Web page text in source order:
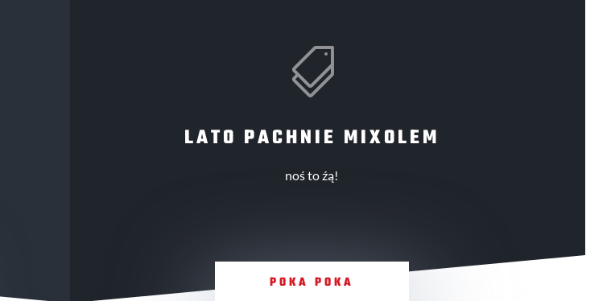

LATO PACHNIE MIXOLEM
noś to źą!
POKA POKA